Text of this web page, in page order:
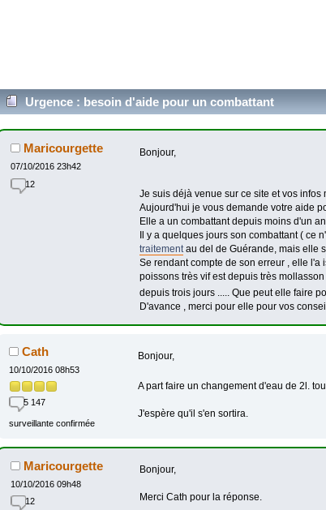
Urgence : besoin d'aide pour un combattant
Maricourgette
07/10/2016 23h42
12
Bonjour,
Je suis déjà venue sur ce site et vos infos
Aujourd'hui je vous demande votre aide
Elle a un combattant depuis moins d'un
Il y a quelques jours son combattant ( ce
traitementau del de Guérande, mais elle
Se rendant compte de son erreur , elle l'a
poissons très vif est depuis très
depuis trois jours ..... Que peut elle faire
D'avance , merci pour elle pour vos
Cath
10/10/2016 08h53
5 147
surveillante confirmée
Bonjour,
A part faire un changement d'eau de 2l.
J'espère qu'il s'en sortira.
Maricourgette
10/10/2016 09h48
12
Bonjour,
Merci Cath pour la réponse.